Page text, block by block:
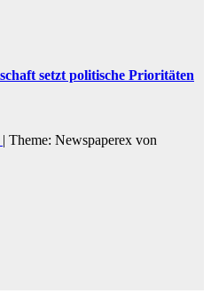
setzt politische Prioritäten
| Theme: Newspaperex von